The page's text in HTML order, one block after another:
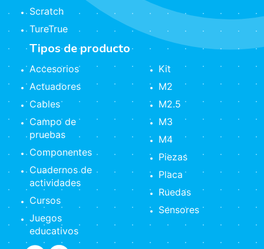
Scratch
TureTrue
Tipos de producto
Accesorios
Actuadores
Cables
Campo de
pruebas
Componentes
Cuadernos de
actividades
Cursos
Juegos
educativos
Kit
M2
M2.5
M3
M4
Piezas
Placa
Ruedas
Sensores